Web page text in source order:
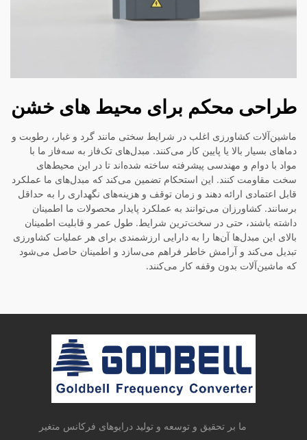
طراحی محکم برای محیط های خشن
ماشین‌آلات کشاورزی اغلب در شرایط سختی مانند گرد و غبار، رطوبت و
دماهای بسیار بالا یا پایین کار می‌کنند. مبدل‌های تک‌فاز به سه‌فاز ما با
مواد با دوام و مهندسی پیشرفته ساخته شده‌اند تا در این محیط‌های
سخت مقاومت کنند. این استحکام تضمین می‌کند که مبدل‌های ما عملکرد
قابل اعتمادی ارائه دهند و زمان توقف و هزینه‌های نگهداری را به حداقل
برسانند. کشاورزان می‌توانند به عملکرد پایدار محصولات ما اطمینان
داشته باشند، حتی در سخت‌ترین شرایط. طول عمر و قابلیت اطمینان
بالای این مبدل‌ها آن‌ها را به دارایی ارزشمندی برای هر عملیات کشاورزی
تبدیل می‌کند و آرامش خاطر فراهم می‌سازد و اطمینان حاصل می‌شود
که ماشین‌آلات بدون وقفه کار می‌کنند.
ما بر تحقیق و توسعه و تولید درایوهای فرکانس متغیر